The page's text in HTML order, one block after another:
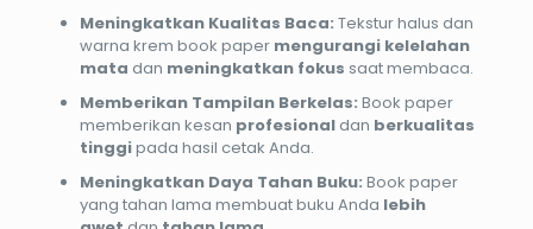
Meningkatkan Kualitas Baca: Tekstur halus dan
warna krem book paper mengurangi kelelahan
mata dan meningkatkan fokus saat membaca.
Memberikan Tampilan Berkelas: Book paper
memberikan kesan profesionaldan berkualitas
tinggipada hasil cetak Anda.
Meningkatkan Daya Tahan Buku: Book paper
yang tahan lama membuat buku Anda lebih